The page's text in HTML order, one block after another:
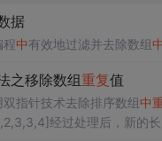
据
程中有效地过滤并去除数组中
之移除数组重复值
指针技术去除排序数组中
经过处理后，新的